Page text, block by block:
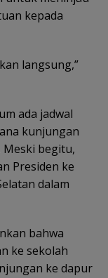
kepada
langsung,”
ada jadwal
kunjungan
Meski begitu,
Presiden ke
dalam
bahwa
ke sekolah
ke dapur